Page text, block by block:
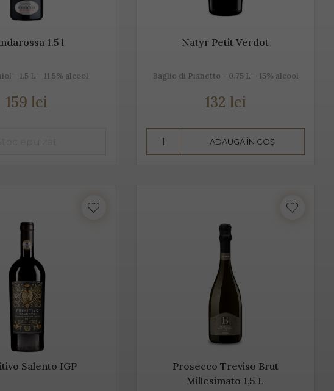
și gust
preferat atât de bărbați, cât și de femei.
de servire fiind 2-3 grade C. Am putea spune despre Prosecco că
băuturii.
1.5 l
- 1.5 L - 11.5% alcool
159 lei
Natyr Petit Verdot
Baglio di Pianetto - 0.75 L - 15% alcool
132 lei
ADAUGĂ ÎN COȘ
Salento IGP
Prosecco Treviso Brut
Millesimato 1,5 L